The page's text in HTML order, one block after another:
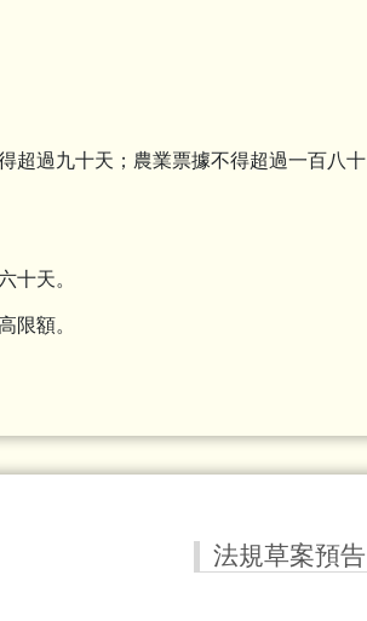
超過九十天；農業票據不得超過一百八十
十天。
限額。
法規草案預告